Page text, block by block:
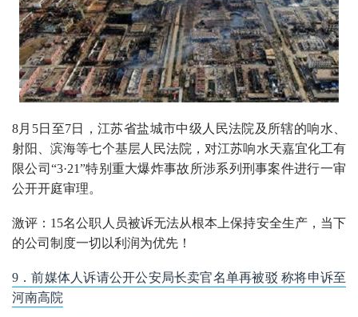
8月5日至7日，江苏省盐城市中级人民法院及所辖的响水、
射阳、滨海等七个基层人民法院，对江苏响水天嘉宜化工有
限公司“3·21”特别重大爆炸事故所涉系列刑事案件进行一审
公开开庭审理。
激评：15名公职人员被诉无法从根本上保持安全生产，当下
的公司制度一切以利润为优先！
9．前媒体人诉请公开公安局长卖官名单再被驳 称将申诉至
河南高院